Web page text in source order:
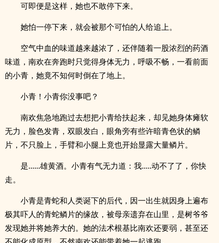
可即便是这样，她也不敢停下来。
她怕一停下来，就会被那个可怕的人给追上。
空气中血的味道越来越浓了，还伴随着一股浓烈的药酒
味道，南欢在奔跑时只觉得身体无力，呼吸不畅，一看前面
的小青，她竟不知何时倒在了地上。
小青！小青你没事吧？
南欢焦急地跑过去想把小青给扶起来，却见她身体瘫软
无力，脸色发青，双眼发白，眼角旁有些许暗青色状的鳞
片，不只脸上，手臂和小腿上竟也开始显露大量鳞片。
是......雄黄酒。小青有气无力道：我.....动不了了，你快
走。
小青是青蛇和人类诞下的后代，因一出生就因身上遍布
极其吓人的青蛇鳞片的缘故，被母亲遗弃在山里，是树爷爷
发现她并将她养大的。她的法术根基比南欢还要弱，甚至还